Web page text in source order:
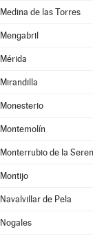
Medina de las Torres
Mengabril
Mérida
Mirandilla
Monesterio
Montemolín
Monterrubio de la
Montijo
Navalvillar de Pela
Nogales